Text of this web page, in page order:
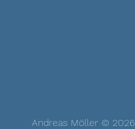
Andreas Möller © 2026